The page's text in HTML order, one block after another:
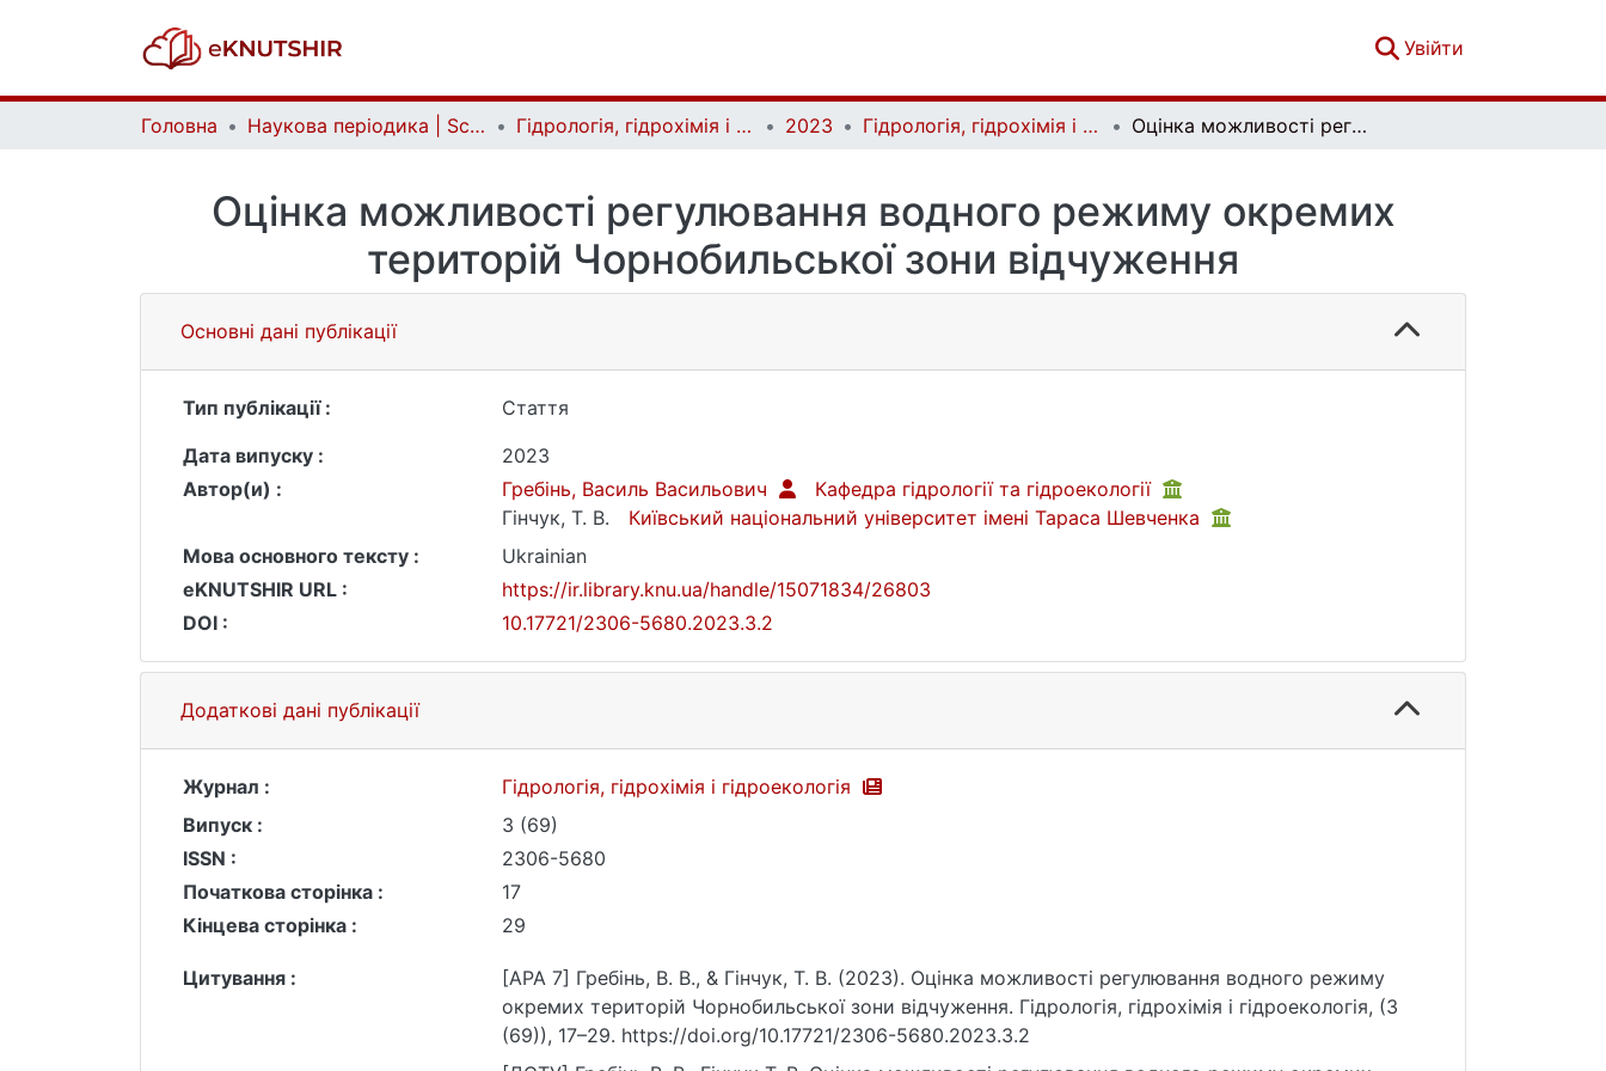
Увійти
Головна Наукова періодика | Scientific periodicals Гідрологія, гідрохімія і гідроекологія | Hydrology, Hydrochemistry and Hydroecology 2023 Гідрологія, гідрохімія і гідроекологія. №3 (69) Оцінка можливості регулювання водного режиму окремих територій Чорнобильської зони відчуження
Оцінка можливості регулювання водного режиму окремих
територій Чорнобильської зони відчуження
Основні дані публікації
Тип публікації :
Стаття
Дата випуску :
2023
Автор(и) :
Гребінь, Василь Васильович
Кафедра гідрології та гідроекології
Гінчук, Т. В.
Київський національний університет імені Тараса Шевченка
Мова основного тексту :
Ukrainian
eKNUTSHIR URL :
https://ir.library.knu.ua/handle/15071834/26803
DOI :
10.17721/2306-5680.2023.3.2
Додаткові дані публікації
Журнал :
Гідрологія, гідрохімія і гідроекологія
Випуск :
3 (69)
ISSN :
2306-5680
Початкова сторінка :
17
Кінцева сторінка :
29
Цитування :
[APA 7] Гребінь, В. В., & Гінчук, Т. В. (2023). Оцінка можливості регулювання водного режиму
окремих територій Чорнобильської зони відчуження. Гідрологія, гідрохімія і гідроекологія, (3
(69)), 17–29. https://doi.org/10.17721/2306-5680.2023.3.2